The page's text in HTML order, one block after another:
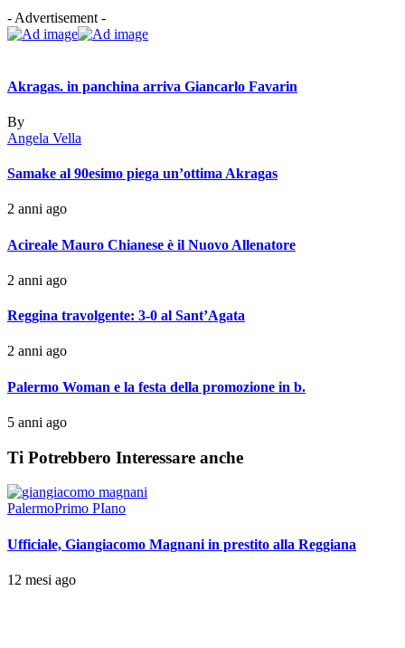
- Advertisement -
Akragas. in panchina arriva Giancarlo Favarin
By
Angela Vella
Samake al 90esimo piega un’ottima Akragas
2 anni ago
Acireale Mauro Chianese è il Nuovo Allenatore
2 anni ago
Reggina travolgente: 3-0 al Sant’Agata
2 anni ago
Palermo Woman e la festa della promozione in b.
5 anni ago
Ti Potrebbero Interessare anche
PalermoPrimo PIano
Ufficiale, Giangiacomo Magnani in prestito alla Reggiana
12 mesi ago